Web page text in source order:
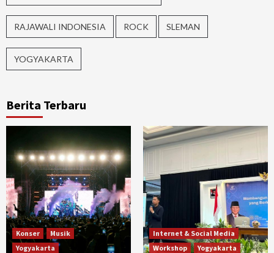
RAJAWALI INDONESIA ROCK SLEMAN
YOGYAKARTA
Berita Terbaru
Konser
Musik
Yogyakarta
Internet & Social Media
Workshop
Yogyakarta